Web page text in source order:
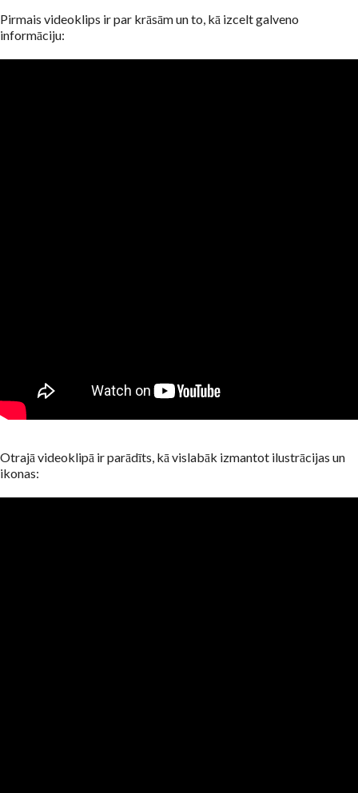
Pirmais videoklips ir par krāsām un to, kā izcelt galveno
informāciju:
Otrajā videoklipā ir parādīts, kā vislabāk izmantot ilustrācijas un
ikonas: